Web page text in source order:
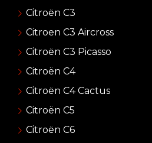
Citroën C3
Citroen C3 Aircross
Citroën C3 Picasso
Citroën C4
Citroën C4 Cactus
Citroën C5
Citroën C6